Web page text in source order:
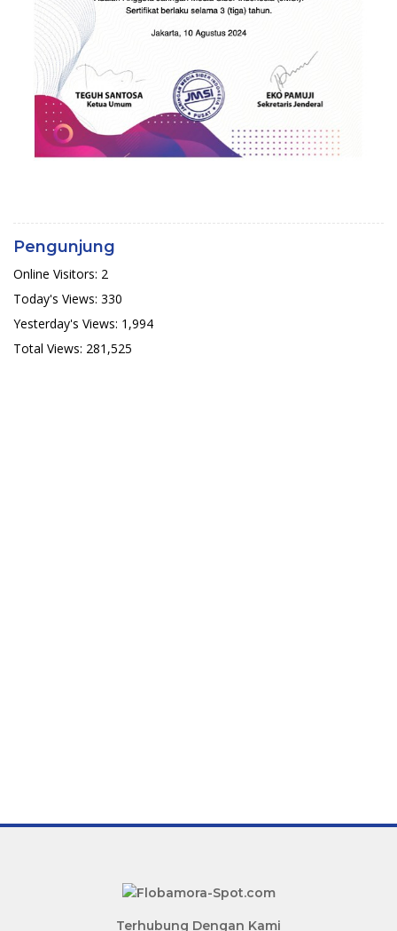
Pengunjung
Online Visitors: 2
Today's Views: 330
Yesterday's Views: 1,994
Total Views: 281,525
Terhubung Dengan Kami